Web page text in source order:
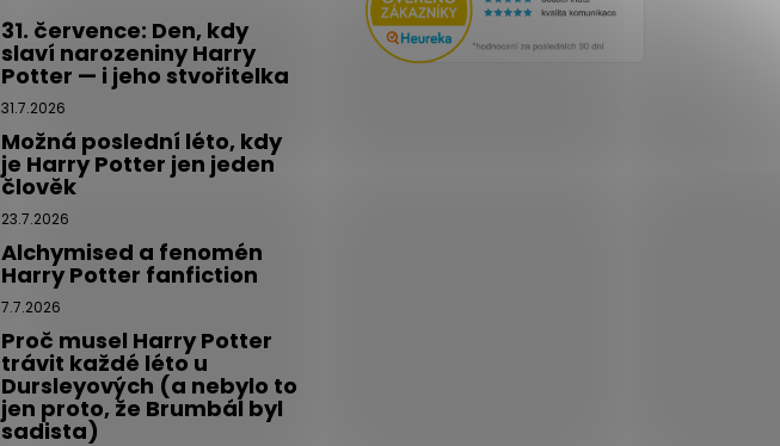
31. července: Den, kdy
slaví narozeniny Harry
Potter — i jeho stvořitelka
31.7.2026
Možná poslední léto, kdy
je Harry Potter jen jeden
člověk
23.7.2026
Alchymised a fenomén
Harry Potter fanfiction
7.7.2026
Proč musel Harry Potter
trávit každé léto u
Dursleyových (a nebylo to
jen proto, že Brumbál byl
sadista)